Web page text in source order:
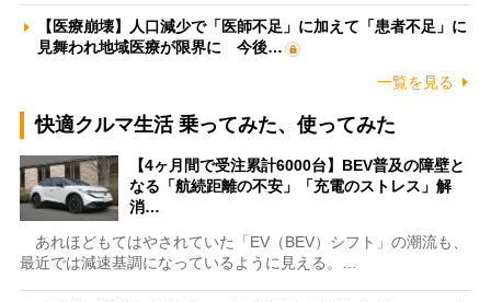
【医療崩壊】人口減少で「医師不足」に加えて「患者不足」に
見舞われ地域医療が限界に 今後…
一覧を見る
快適クルマ生活 乗ってみた、使ってみた
【4ヶ月間で受注累計6000台】BEV普及の障壁と
なる「航続距離の不安」「充電のストレス」解
消…
あれほどもてはやされていた「EV（BEV）シフト」の潮流も、
最近では減速基調になっているように見える。…